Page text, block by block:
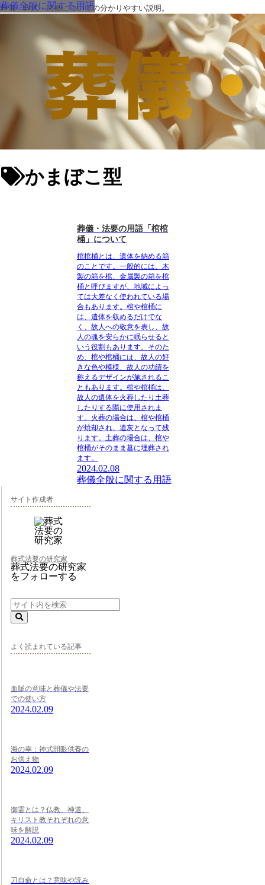
葬儀・葬式・法要についての分かりやすい説明。
かまぼこ型
葬儀全般に関する用語
葬儀・法要の用語「棺棺
桶」について
棺棺桶とは、遺体を納める箱
のことです。一般的には、木
製の箱を棺、金属製の箱を棺
桶と呼びますが、地域によっ
ては大差なく使われている場
合もあります。棺や棺桶に
は、遺体を収めるだけでな
く、故人への敬意を表し、故
人の魂を安らかに眠らせると
いう役割もあります。そのた
め、 棺や棺桶には、故人の好
きな色や模様、故人の功績を
称えるデザインが施されるこ
ともあります。棺や棺桶は、
故人の遺体を火葬したり土葬
したりする際に使用されま
す。火葬の場合は、棺や棺桶
が焼却され、遺灰となって残
ります。土葬の場合は、棺や
棺桶がそのまま墓に埋葬され
ます。
2024.02.08
葬儀全般に関する用語
サイト作成者
葬式法要の研究家
葬式法要の研究家
をフォローする
よく読まれている記事
血脈の意味と葬儀や法要
での使い方
2024.02.09
海の幸：神式開眼供養の
お供え物
2024.02.09
御霊とは？仏教、神道、
キリスト教それぞれの意
味を解説
2024.02.09
刀自命とは？意味や読み